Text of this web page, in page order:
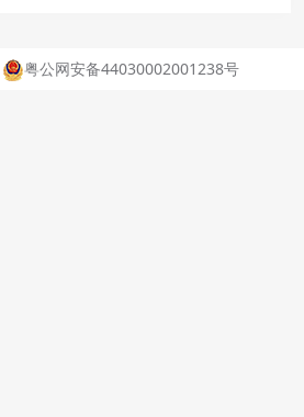
粤公网安备44030002001238号